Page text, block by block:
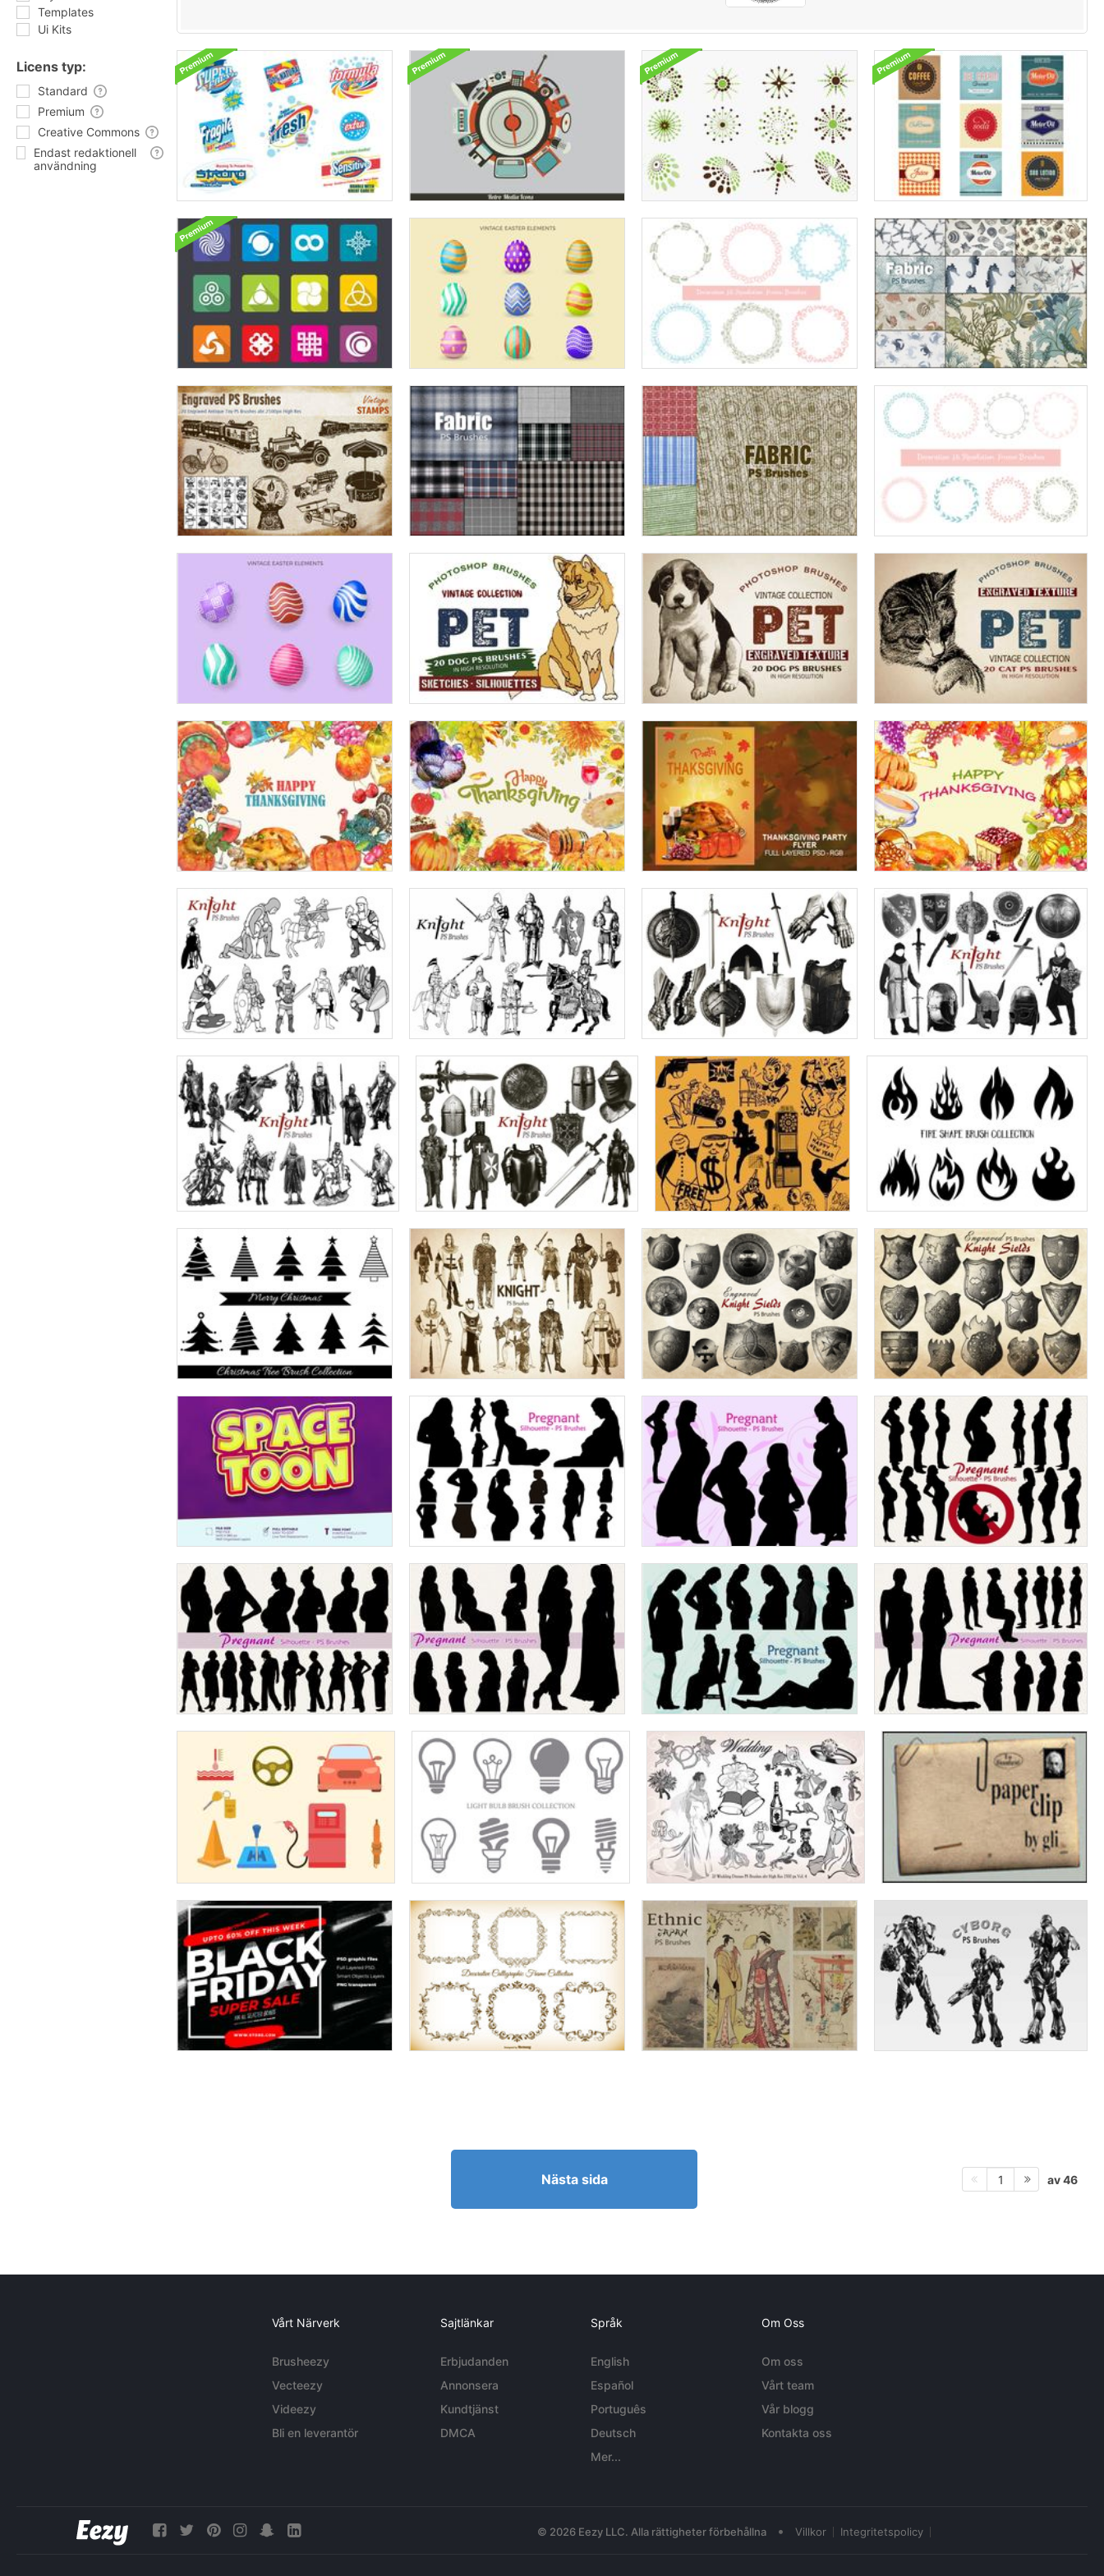
Templates
Ui Kits
Licens typ:
Standard
Premium
Creative Commons
Endast redaktionell
användning
Nästa sida 1 av 46
Vårt Närverk
Brusheezy
Vecteezy
Videezy
Bli en leverantör
Sajtlänkar
Erbjudanden
Annonsera
Kundtjänst
DMCA
Språk
English
Español
Português
Deutsch
Mer...
Om Oss
Om oss
Vårt team
Vår blogg
Kontakta oss
© 2026 Eezy LLC. Alla rättigheter förbehållna • Villkor Integritetspolicy